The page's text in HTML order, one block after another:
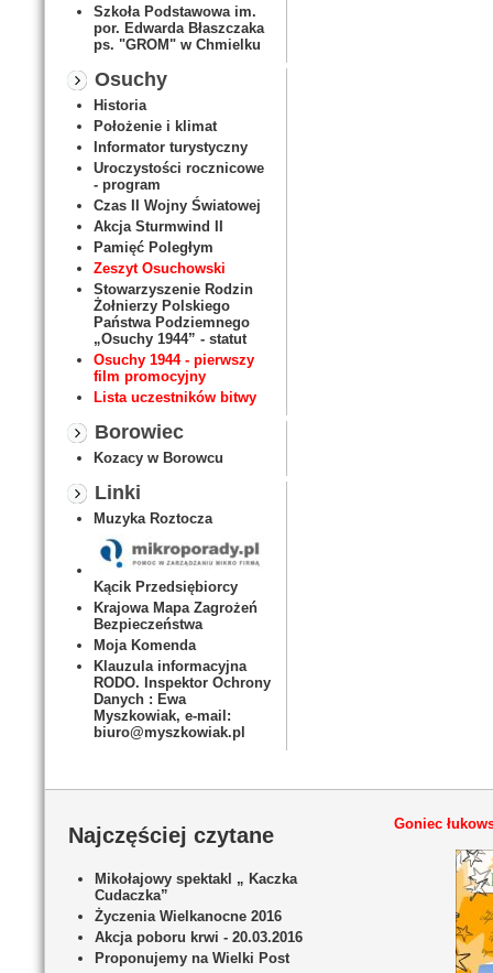
Szkoła Podstawowa im.
por. Edwarda Błaszczaka
ps. "GROM" w Chmielku
Osuchy
Historia
Położenie i klimat
Informator turystyczny
Uroczystości rocznicowe
- program
Czas II Wojny Światowej
Akcja Sturmwind II
Pamięć Poległym
Zeszyt Osuchowski
Stowarzyszenie Rodzin
Żołnierzy Polskiego
Państwa Podziemnego
„Osuchy 1944” - statut
Osuchy 1944 - pierwszy
film promocyjny
Lista uczestników bitwy
Borowiec
Kozacy w Borowcu
Linki
Muzyka Roztocza
Kącik Przedsiębiorcy
Krajowa Mapa Zagrożeń
Bezpieczeństwa
Moja Komenda
Klauzula informacyjna
RODO. Inspektor Ochrony
Danych : Ewa
Myszkowiak, e-mail:
biuro@myszkowiak.pl
Najczęściej czytane
Mikołajowy spektakl „ Kaczka
Cudaczka”
Życzenia Wielkanocne 2016
Akcja poboru krwi - 20.03.2016
Proponujemy na Wielki Post
Goniec